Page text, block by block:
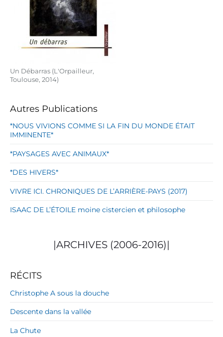
Un Débarras (L'Orpailleur,
Toulouse, 2014)
Autres Publications
*NOUS VIVIONS COMME SI LA FIN DU MONDE ÉTAIT
IMMINENTE*
*PAYSAGES AVEC ANIMAUX*
*DES HIVERS*
VIVRE ICI. CHRONIQUES DE L’ARRIÈRE-PAYS (2017)
ISAAC DE L’ÉTOILE moine cistercien et philosophe
|ARCHIVES (2006-2016)|
RÉCITS
Christophe A sous la douche
Descente dans la vallée
La Chute